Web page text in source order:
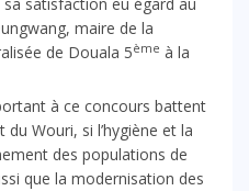
maire de la
de Douala 5ème à la
à ce concours battent
Wouri, si l’hygiène et la
des populations de
que la modernisation des